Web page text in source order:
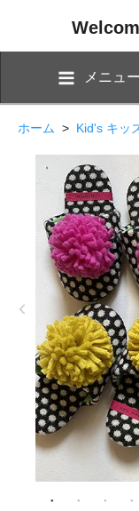
メニュー
ホーム > Kid's キッ